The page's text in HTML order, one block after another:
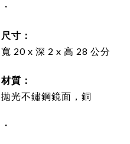
・
尺寸：
寬 20x 深 2 x 高 28 公分
材質：
拋光不鏽鋼鏡面，銅
・